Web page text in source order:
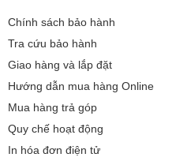
Chính sách bảo hành
Tra cứu bảo hành
Giao hàng và lắp đặt
Hướng dẫn mua hàng Online
Mua hàng trả góp
Quy chế hoạt động
In hóa đơn điện tử